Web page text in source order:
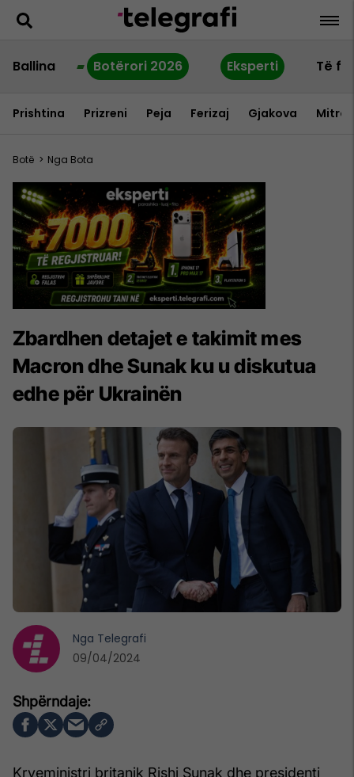
Ballina Botërori 2026 Eksperti Të
Prishtina Prizreni Peja Ferizaj Gjakova
Botë > Nga Bota
Zbardhen detajet e takimit mes
Macron dhe Sunak ku u diskutua
edhe për Ukrainën
Kryeministri britanik Rishi Sunak dhe presidenti
Nga Telegrafi
09/04/2024